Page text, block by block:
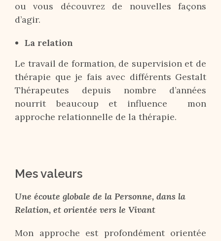
ou vous découvrez de nouvelles façons
d’agir.
La relation
Le travail de formation, de supervision et de
thérapie que je fais avec différents Gestalt
Thérapeutes depuis nombre d’années
nourrit beaucoup et influence mon
approche relationnelle de la thérapie.
Mes valeurs
Une écoute globale de la Personne, dans la
Relation, et orientée vers le Vivant
Mon approche est profondément orientée